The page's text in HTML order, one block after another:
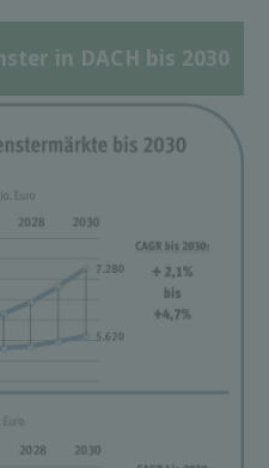
in DACH bis 2030